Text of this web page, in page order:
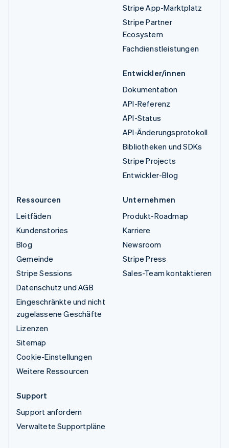
Stripe App-Marktplatz
Stripe Partner
Ecosystem
Fachdienstleistungen
Entwickler/innen
Dokumentation
API-Referenz
API-Status
API-Änderungsprotokoll
Bibliotheken und SDKs
Stripe Projects
Entwickler-Blog
Ressourcen
Leitfäden
Kundenstories
Blog
Gemeinde
Stripe Sessions
Datenschutz und AGB
Eingeschränkte und nicht
zugelassene Geschäfte
Lizenzen
Sitemap
Cookie-Einstellungen
Weitere Ressourcen
Unternehmen
Produkt-Roadmap
Karriere
Newsroom
Stripe Press
Sales-Team kontaktieren
Support
Support anfordern
Verwaltete Supportpläne